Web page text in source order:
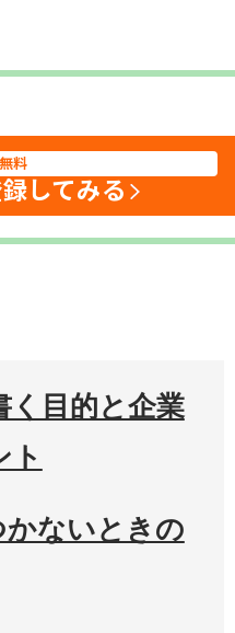
無料
してみる
く目的と企業
ト
かないときの